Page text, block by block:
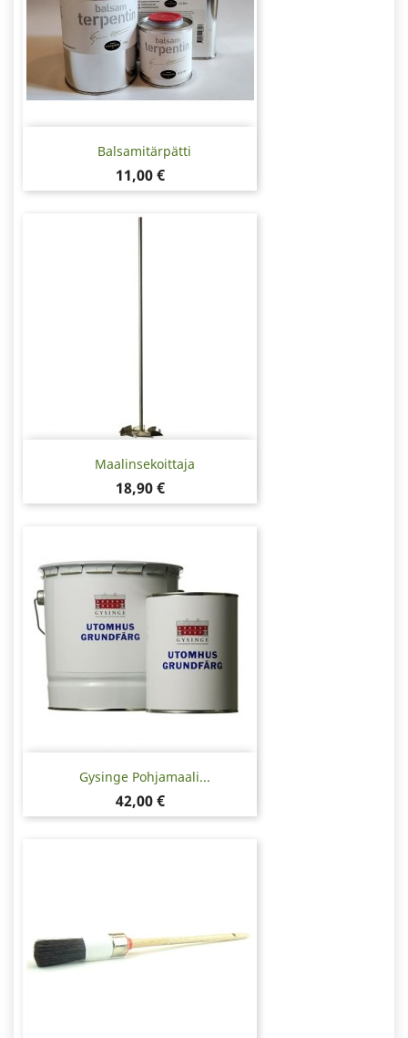
Balsamitärpätti
Hinta
11,00 €
Maalinsekoittaja
Hinta
18,90 €
Gysinge Pohjamaali...
Hinta
42,00 €